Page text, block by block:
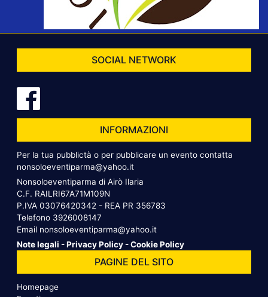
SOCIAL NETWORK
INFORMAZIONI
Per la tua pubblictà o per pubblicare un evento contatta
nonsoloeventiparma@yahoo.it
Nonsoloeventiparma di Airò Ilaria
C.F. RAILRI67A71M109N
P.IVA 03076420342 - REA PR 356783
Telefono 3926008147
Email nonsoloeventiparma@yahoo.it
Note legali -Privacy Policy -Cookie Policy
PAGINE DEL SITO
Homepage